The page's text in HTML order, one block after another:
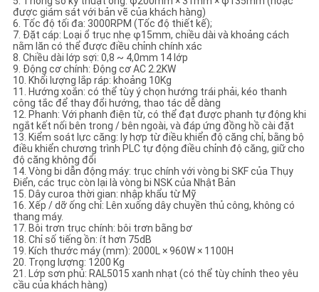
được giám sát với bản vẽ của khách hàng)
6. Tốc độ tối đa: 3000RPM (Tốc độ thiết kế);
7. Đặt cáp: Loại ổ trục nhẹ φ15mm, chiều dài và khoảng cách
nằm lăn có thể được điều chỉnh chính xác
8. Chiều dài lớp sợi: 0,8 ~ 4,0mm 14 lớp
9. Động cơ chính: Động cơ AC 2.2KW
10. Khối lượng lắp ráp: khoảng 10Kg
11. Hướng xoắn: có thể tùy ý chọn hướng trái phải, kéo thanh
công tắc để thay đổi hướng, thao tác dễ dàng
12. Phanh: Với phanh điện từ, có thể đạt được phanh tự động khi
ngắt kết nối bên trong / bên ngoài, và đáp ứng đồng hồ cài đặt
13. Kiểm soát lực căng: ly hợp từ điều khiển độ căng chỉ, bằng bộ
điều khiển chương trình PLC tự động điều chỉnh độ căng, giữ cho
độ căng không đổi
14. Vòng bi dẫn động máy: trục chính với vòng bi SKF của Thụy
Điển, các trục còn lại là vòng bi NSK của Nhật Bản
15. Dây curoa thời gian: nhập khẩu từ Mỹ
16. Xếp / dỡ ống chỉ: Lên xuống dây chuyền thủ công, không có
thang máy.
17. Bôi trơn trục chính: bôi trơn bằng bơ
18. Chỉ số tiếng ồn: ít hơn 75dB
19. Kích thước máy (mm): 2000L × 960W × 1100H
20. Trọng lượng: 1200 Kg
21. Lớp sơn phủ: RAL5015 xanh nhạt (có thể tùy chỉnh theo yêu
cầu của khách hàng)